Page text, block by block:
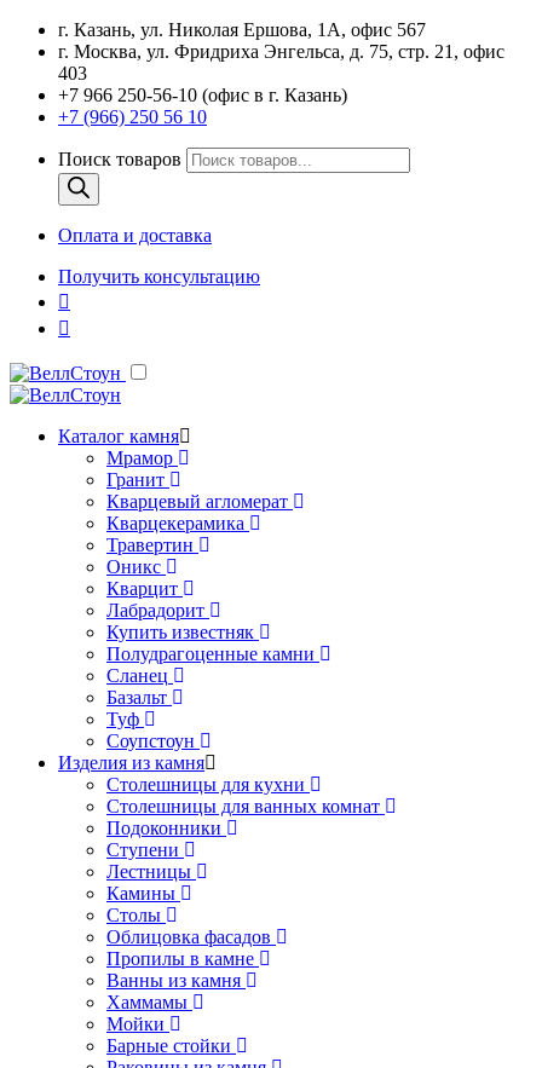
г. Казань, ул. Николая Ершова, 1А, офис 567
г. Москва, ул. Фридриха Энгельса, д. 75, стр. 21, офис
403
+7 966 250-56-10 (офис в г. Казань)
+7 (966) 250 56 10
Поиск товаров
Оплата и доставка
Получить консультацию
Каталог камня
Мрамор
Гранит
Кварцевый агломерат
Кварцекерамика
Травертин
Оникс
Кварцит
Лабрадорит
Купить известняк
Полудрагоценные камни
Сланец
Базальт
Туф
Соупстоун
Изделия из камня
Столешницы для кухни
Столешницы для ванных комнат
Подоконники
Ступени
Лестницы
Камины
Столы
Облицовка фасадов
Пропилы в камне
Ванны из камня
Хаммамы
Мойки
Барные стойки